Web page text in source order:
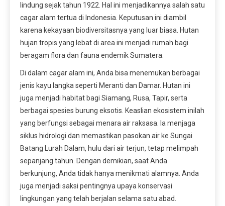
lindung sejak tahun 1922. Hal ini menjadikannya salah satu
cagar alam tertua di Indonesia. Keputusan ini diambil
karena kekayaan biodiversitasnya yang luar biasa. Hutan
hujan tropis yang lebat di area ini menjadi rumah bagi
beragam flora dan fauna endemik Sumatera.
Di dalam cagar alam ini, Anda bisa menemukan berbagai
jenis kayu langka seperti Meranti dan Damar. Hutan ini
juga menjadi habitat bagi Siamang, Rusa, Tapir, serta
berbagai spesies burung eksotis. Keaslian ekosistem inilah
yang berfungsi sebagai menara air raksasa. Ia menjaga
siklus hidrologi dan memastikan pasokan air ke Sungai
Batang Lurah Dalam, hulu dari air terjun, tetap melimpah
sepanjang tahun. Dengan demikian, saat Anda
berkunjung, Anda tidak hanya menikmati alamnya. Anda
juga menjadi saksi pentingnya upaya konservasi
lingkungan yang telah berjalan selama satu abad.